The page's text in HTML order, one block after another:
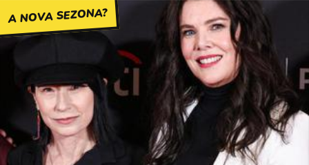
A NOVA SEZONA?